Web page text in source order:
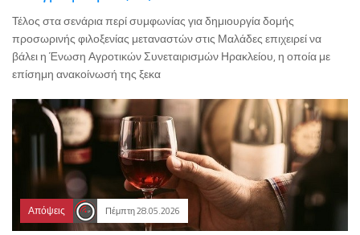
Τέλος στα σενάρια περί συμφωνίας για δημιουργία δομής
προσωρινής φιλοξενίας μεταναστών στις Μαλάδες επιχειρεί να
βάλει η Ένωση Αγροτικών Συνεταιρισμών Ηρακλείου, η οποία με
επίσημη ανακοίνωσή της ξεκα
Απόψεις Πέμπτη 28.05.2026